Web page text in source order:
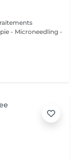
- Microneedling -